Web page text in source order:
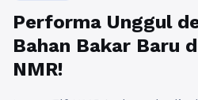
Performa Unggul
Bahan Bakar Baru
NMR!